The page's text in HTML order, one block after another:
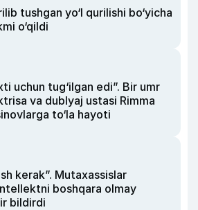
tushgan yo‘l qurilishi bo‘yicha
o‘qildi
uchun tug‘ilgan edi”. Bir umr
va dublyaj ustasi Rimma
to‘la hayoti
kerak”. Mutaxassislar
boshqara olmay
bildirdi